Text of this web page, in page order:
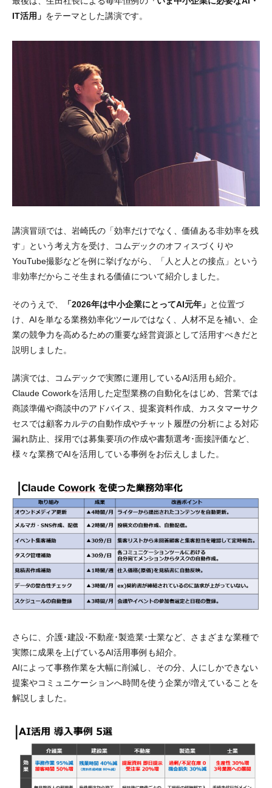
IT活用」 をテーマとした講演です。
講演冒頭では、岩崎氏の「効率だけでなく、価値ある非効率を残
す」という考え方を受け、コムデックのオフィスづくりや
YouTube撮影などを例に挙げながら、「人と人との接点」という
非効率だからこそ生まれる価値について紹介しました。
そのうえで、 「2026年は中小企業にとってAI元年」 と位置づ
け、AIを単なる業務効率化ツールではなく、人材不足を補い、企
業の競争力を高めるための重要な経営資源として活用すべきだと
説明しました。
講演では、コムデックで実際に運用しているAI活用も紹介。
Claude Coworkを活用した定型業務の自動化をはじめ、営業では
商談準備や商談中のアドバイス、提案資料作成、カスタマーサク
セスでは顧客カルテの自動作成やチャット履歴の分析による対応
漏れ防止、採用では募集要項の作成や書類選考･面接評価など、
様々な業務でAIを活用している事例をお伝えしました。
さらに、介護･建設･不動産･製造業･士業など、さまざまな業種で
実際に成果を上げているAI活用事例も紹介。
AIによって事務作業を大幅に削減し、その分、人にしかできない
提案やコミュニケーションへ時間を使う企業が増えていることを
解説しました。